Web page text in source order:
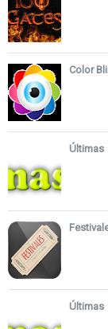
Color
Últimas
Últimas